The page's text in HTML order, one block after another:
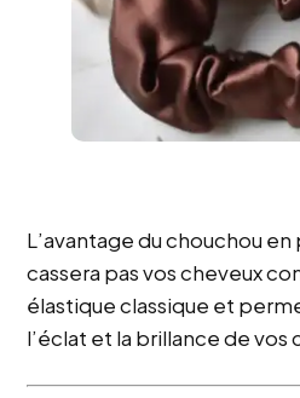
L’avantage du chouchou en
cassera pas vos cheveux
élastique classique et
l’éclat et la brillance de vos